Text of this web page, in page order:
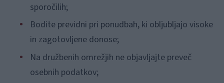
sporočilih;
Bodite previdni pri ponudbah, ki obljubljajo visoke
in zagotovljene donose;
Na družbenih omrežjih ne objavljajte preveč
osebnih podatkov;